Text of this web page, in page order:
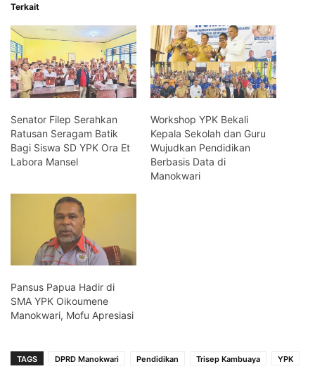
Terkait
Senator Filep Serahkan
Ratusan Seragam Batik
Bagi Siswa SD YPK Ora Et
Labora Mansel
Workshop YPK Bekali
Kepala Sekolah dan Guru
Wujudkan Pendidikan
Berbasis Data di
Manokwari
Pansus Papua Hadir di
SMA YPK Oikoumene
Manokwari, Mofu Apresiasi
TAGS DPRD Manokwari Pendidikan Trisep Kambuaya YPK